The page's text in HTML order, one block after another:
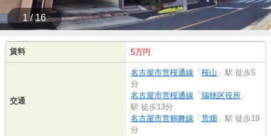
1 / 16
賃料 5万円
交通
名古屋市営桜通線 「 桜山 」駅 徒歩5
分
名古屋市営桜通線 「 瑞穂区役所 」
駅 徒歩13分
名古屋市営鶴舞線 「 荒畑 」駅 徒歩19
分